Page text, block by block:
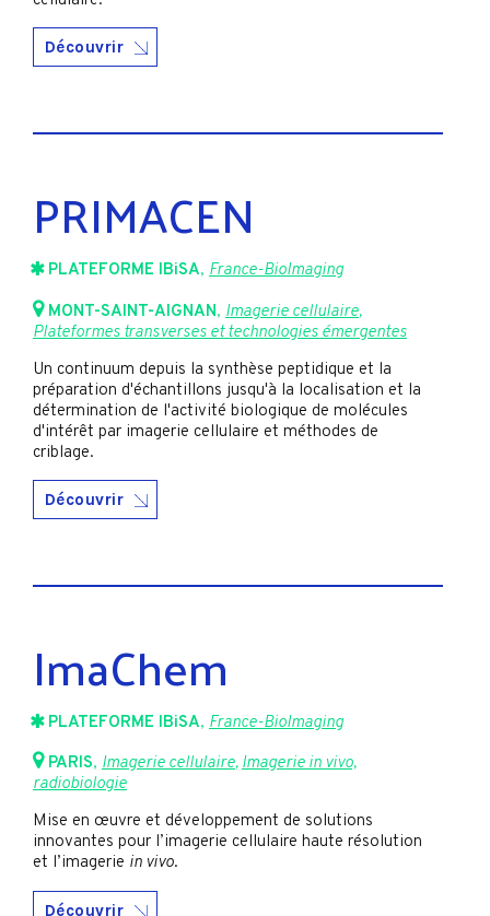
Découvrir
PRIMACEN
PLATEFORME IBiSA, France-BioImaging
MONT-SAINT-AIGNAN, Imagerie cellulaire,
Plateformes transverses et technologies émergentes
Un continuum depuis la synthèse peptidique et la
préparation d'échantillons jusqu'à la localisation et la
détermination de l'activité biologique de molécules
d'intérêt par imagerie cellulaire et méthodes de
criblage.
Découvrir
ImaChem
PLATEFORME IBiSA, France-BioImaging
PARIS, Imagerie cellulaire,Imagerie in vivo,
radiobiologie
Mise en œuvre et développement de solutions
innovantes pour l’imagerie cellulaire haute résolution
et l’imagerie in vivo.
Découvrir